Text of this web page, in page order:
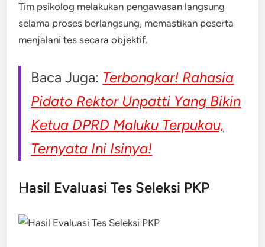
Tim psikolog melakukan pengawasan langsung
selama proses berlangsung, memastikan peserta
menjalani tes secara objektif.
Baca Juga: Terbongkar! Rahasia
Pidato Rektor Unpatti Yang Bikin
Ketua DPRD Maluku Terpukau,
Ternyata Ini Isinya!
Hasil Evaluasi Tes Seleksi PKP